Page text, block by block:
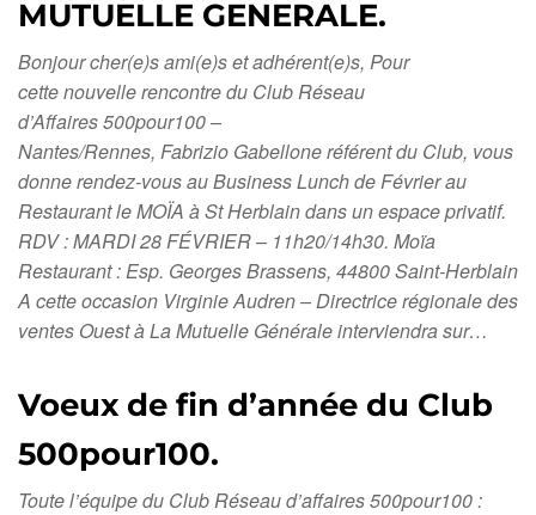
MUTUELLE GENERALE.
Bonjour cher(e)s ami(e)s et adhérent(e)s, Pour
cette nouvelle rencontre du Club Réseau
d’Affaires 500pour100 –
Nantes/Rennes, Fabrizio Gabellone référent du Club, vous
donne rendez-vous au Business Lunch de Février au
Restaurant le MOÏA à St Herblain dans un espace privatif.
RDV : MARDI 28 FÉVRIER – 11h20/14h30. Moïa
Restaurant : Esp. Georges Brassens, 44800 Saint-Herblain
A cette occasion Virginie Audren – Directrice régionale des
ventes Ouest à La Mutuelle Générale interviendra sur…
Voeux de fin d’année du Club
500pour100.
Toute l’équipe du Club Réseau d’affaires 500pour100 :